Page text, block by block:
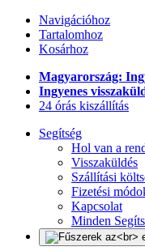
Navigációhoz
Tartalomhoz
Kosárhoz
Magyarország:
Ingyenes
24 órás kiszállítás
Segítség
Hol van a
Visszaküldés
Szállítási
Fizetési
Kapcsolat
Minden